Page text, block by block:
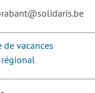
de vacances